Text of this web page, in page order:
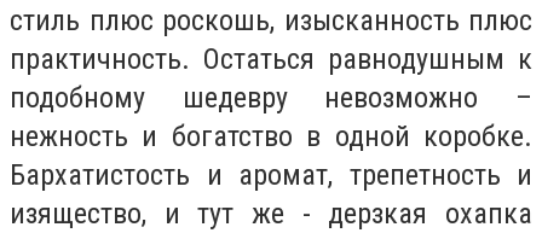
стиль плюс роскошь, изысканность плюс
практичность. Остаться равнодушным к
подобному шедевру невозможно –
нежность и богатство в одной коробке.
Бархатистость и аромат, трепетность и
изящество, и тут же - дерзкая охапка